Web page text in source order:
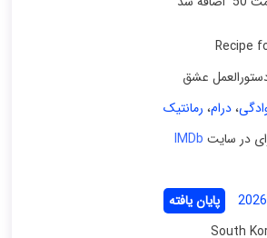
عشق
،درام، رمانتیک
IMDb
2026
پایان یافته